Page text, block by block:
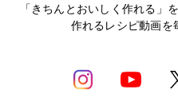
「きちんとおいしく作れる」
作れるレシピ動画を